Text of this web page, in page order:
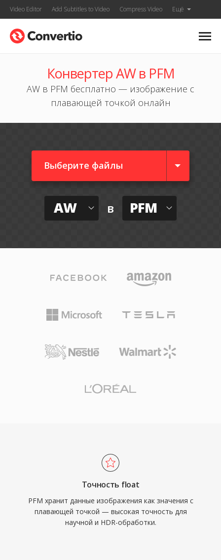
Video Editor Add Subtitles to Video Compress Video Ещё
Конвертер AW в PFM
AW в PFM бесплатно — изображение с
плавающей точкой онлайн
Выберите файлы
AW в PFM
Точность float
PFM хранит данные изображения как значения с
плавающей точкой — высокая точность для
научной и HDR-обработки.